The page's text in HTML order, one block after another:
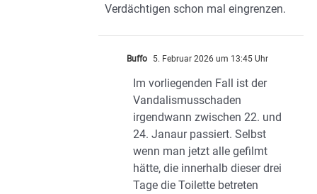
Verdächtigen schon mal eingrenzen.
Buffo 5. Februar 2026 um 13:45 Uhr
Im vorliegenden Fall ist der
Vandalismusschaden
irgendwann zwischen 22. und
24. Janaur passiert. Selbst
wenn man jetzt alle gefilmt
hätte, die innerhalb dieser drei
Tage die Toilette betreten